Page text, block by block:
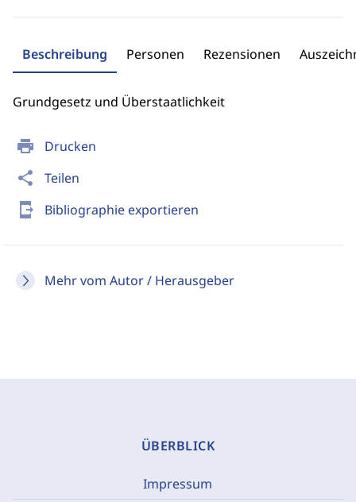
print Drucken
share Teilen
send_to_mobile Bibliographie exportieren
Mehr vom Autor / Herausgeber
Beschreibung Personen Rezensionen
Grundgesetz und Überstaatlichkeit
ÜBERBLICK
Impressum